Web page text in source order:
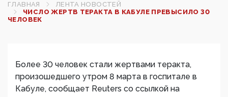
ГЛАВНАЯ
ЛЕНТА НОВОСТЕЙ
ЧИСЛО ЖЕРТВ ТЕРАКТА В КАБУЛЕ ПРЕВЫСИЛО 30
ЧЕЛОВЕК‍
Более 30 человек стали жертвами теракта,
произошедшего утром 8 марта в госпитале в
Кабуле, сообщает Reuters со ссылкой на